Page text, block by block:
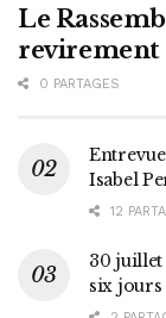
Le
revirement
0 PARTAGES
Isabel
12
30 juillet
six